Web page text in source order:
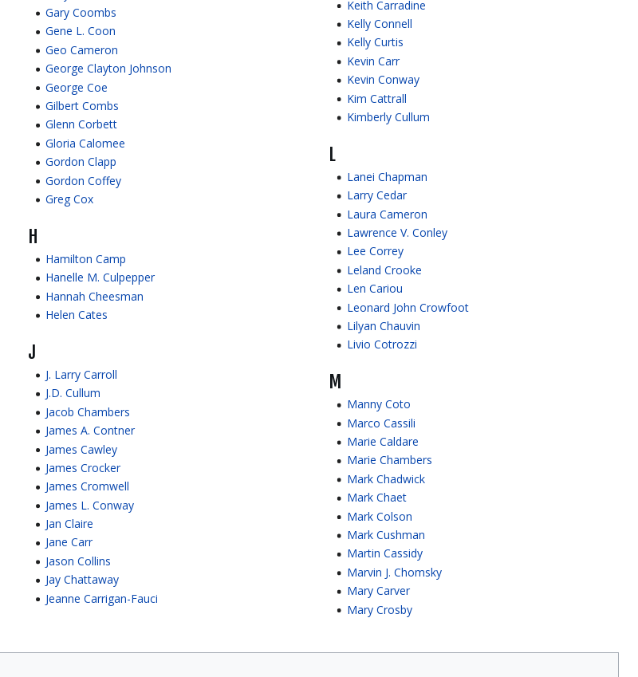
Gary Coombs
Gene L. Coon
Geo Cameron
George Clayton Johnson
George Coe
Gilbert Combs
Glenn Corbett
Gloria Calomee
Gordon Clapp
Gordon Coffey
Greg Cox
H
Hamilton Camp
Hanelle M. Culpepper
Hannah Cheesman
Helen Cates
J
J. Larry Carroll
J.D. Cullum
Jacob Chambers
James A. Contner
James Cawley
James Crocker
James Cromwell
James L. Conway
Jan Claire
Jane Carr
Jason Collins
Jay Chattaway
Jeanne Carrigan-Fauci
Keith Carradine
Kelly Connell
Kelly Curtis
Kevin Carr
Kevin Conway
Kim Cattrall
Kimberly Cullum
L
Lanei Chapman
Larry Cedar
Laura Cameron
Lawrence V. Conley
Lee Correy
Leland Crooke
Len Cariou
Leonard John Crowfoot
Lilyan Chauvin
Livio Cotrozzi
M
Manny Coto
Marco Cassili
Marie Caldare
Marie Chambers
Mark Chadwick
Mark Chaet
Mark Colson
Mark Cushman
Martin Cassidy
Marvin J. Chomsky
Mary Carver
Mary Crosby